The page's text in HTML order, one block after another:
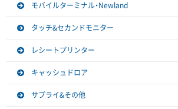
モバイルターミナル・Newland
タッチ&セカンドモニター
レシートプリンター
キャッシュドロア
サプライ&その他